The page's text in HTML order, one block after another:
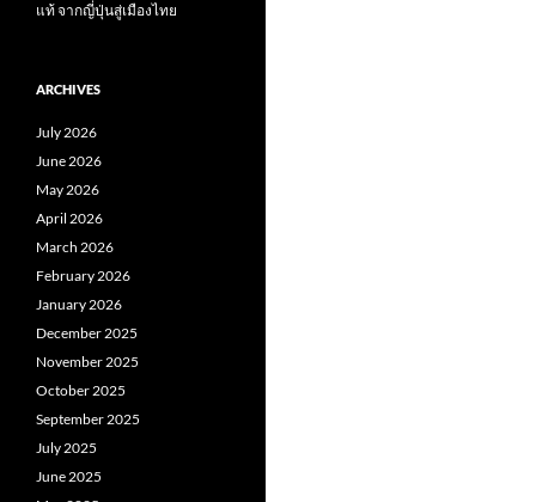
แท้ จากญี่ปุ่นสู่เมืองไทย
ARCHIVES
July 2026
June 2026
May 2026
April 2026
March 2026
February 2026
January 2026
December 2025
November 2025
October 2025
September 2025
July 2025
June 2025